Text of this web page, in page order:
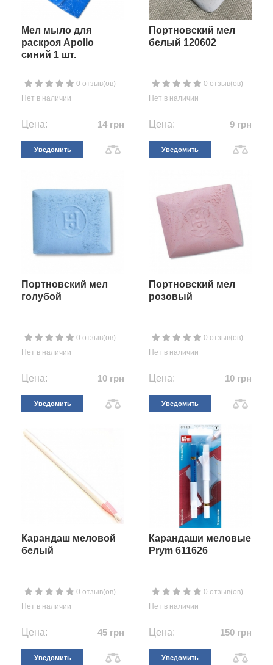
Мел мыло для
раскроя Apollo
синий 1 шт.
0 отзыв(ов)
Нет в наличии
Цена: 14 грн
Уведомить
Портновский мел
белый 120602
0 отзыв(ов)
Нет в наличии
Цена: 9 грн
Уведомить
Портновский мел
голубой
0 отзыв(ов)
Нет в наличии
Цена: 10 грн
Уведомить
Портновский мел
розовый
0 отзыв(ов)
Нет в наличии
Цена: 10 грн
Уведомить
Карандаш меловой
белый
0 отзыв(ов)
Нет в наличии
Цена: 45 грн
Уведомить
Карандаши меловые
Prym 611626
0 отзыв(ов)
Нет в наличии
Цена: 150 грн
Уведомить